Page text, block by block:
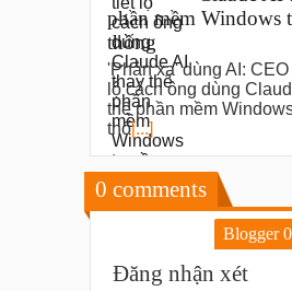
phần mềm Windows
thống
'Phản xạ' dùng AI:
lộ cách ông dùng
thế phần mềm
thố[...]
0 comments
Blogger0
Đăng nhận xét